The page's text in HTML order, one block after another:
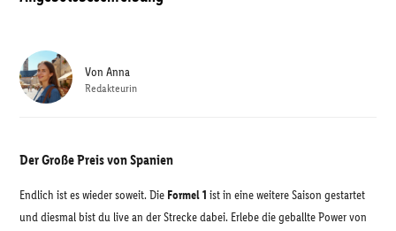
Der Große Preis von Spanien
Endlich ist es wieder soweit. Die Formel 1 ist in eine weitere Saison gestartet
und diesmal bist du live an der Strecke dabei. Erlebe die geballte Power von
Von Anna
Redakteurin